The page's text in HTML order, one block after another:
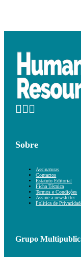
Sobre
Assinaturas
Contactos
Estatuto Editorial
Ficha Técnica
Termos e Condições
Assine a newsletter
Política de
Grupo